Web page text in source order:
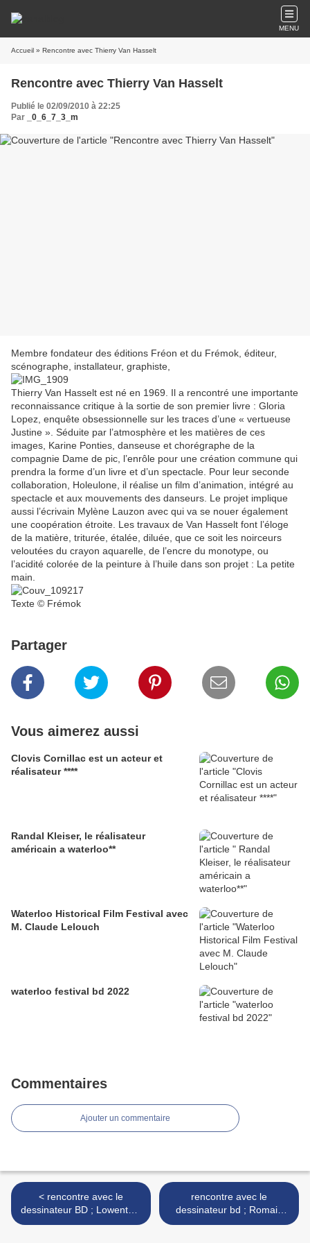
MENU
Accueil » Rencontre avec Thierry Van Hasselt
Rencontre avec Thierry Van Hasselt
Publié le 02/09/2010 à 22:25
Par
_0_6_7_3_m
Membre fondateur des éditions Fréon et du Frémok, éditeur,
scénographe, installateur, graphiste,
Thierry Van Hasselt est né en 1969. Il a rencontré une importante
reconnaissance critique à la sortie de son premier livre : Gloria
Lopez, enquête obsessionnelle sur les traces d’une « vertueuse
Justine ». Séduite par l’atmosphère et les matières de ces
images, Karine Ponties, danseuse et chorégraphe de la
compagnie Dame de pic, l’enrôle pour une création commune qui
prendra la forme d’un livre et d’un spectacle. Pour leur seconde
collaboration, Holeulone, il réalise un film d’animation, intégré au
spectacle et aux mouvements des danseurs. Le projet implique
aussi l’écrivain Mylène Lauzon avec qui va se nouer également
une coopération étroite. Les travaux de Van Hasselt font l’éloge
de la matière, triturée, étalée, diluée, que ce soit les noirceurs
veloutées du crayon aquarelle, de l’encre du monotype, ou
l’acidité colorée de la peinture à l’huile dans son projet : La petite
main.
Texte © Frémok
Partager
Vous aimerez aussi
Clovis Cornillac est un acteur et
réalisateur ****
Randal Kleiser, le réalisateur
américain a waterloo**
Waterloo Historical Film Festival avec
M. Claude Lelouch
waterloo festival bd 2022
Commentaires
Ajouter un commentaire
< rencontre avec le
dessinateur BD ; Lowenthal
xavier
rencontre avec le
dessinateur bd ; Romain
Renard >